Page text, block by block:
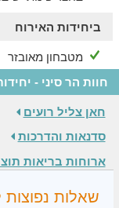
מקומות בילוי
ערוגות, עין גדי,
ביחידות האירוח
מטבחון מאובזר
חוות הר סיני -
חאן צליל רועים
סדנאות והדרכות
ארוחות בריאות
שאלות נפוצות